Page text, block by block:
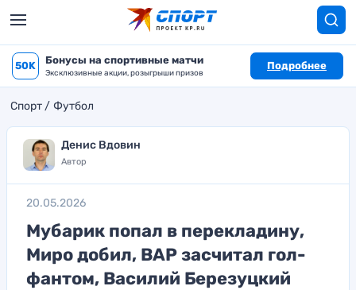
50K Бонусы на спортивные матчи
Эксклюзивные акции, розыгрыши призов
Подробнее
Спорт Футбол
Денис Вдовин
Автор
20.05.2026
Мубарик попал в перекладину,
Миро добил, ВАР засчитал гол-
фантом, Василий Березуцкий